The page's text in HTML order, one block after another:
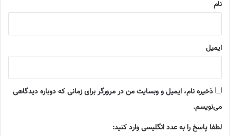
نام
ایمیل
ذخیره نام، ایمیل و وبسایت من در مرورگر برای زمانی که دوباره دیدگاهی
می‌نویسم.
لطفا پاسخ را به عدد انگلیسی وارد کنید: